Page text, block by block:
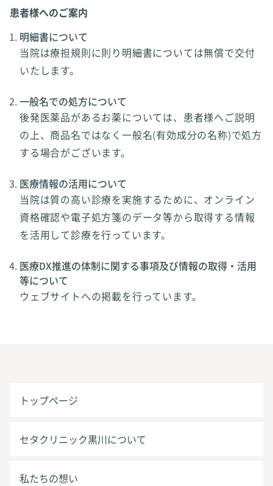
患者様へのご案内
明細書について
当院は療担規則に則り明細書については無償で交付
いたします。
一般名での処方について
後発医薬品があるお薬については、患者様へご説明
の上、商品名ではなく一般名(有効成分の名称)で処方
する場合がございます。
医療情報の活用について
当院は質の高い診療を実施するために、オンライン
資格確認や電子処方箋のデータ等から取得する情報
を活用して診療を行っています。
医療DX推進の体制に関する事項及び情報の取得・活用
等について
ウェブサイトへの掲載を行っています。
トップページ
セタクリニック黒川について
私たちの想い